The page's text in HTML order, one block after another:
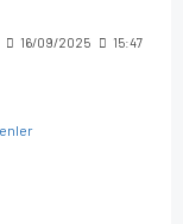
16/09/2025 15:47